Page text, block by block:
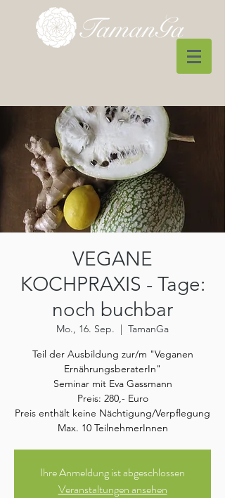
VEGANE
KOCHPRAXIS - Tage:
noch buchbar
Mo., 16. Sep.
  |
TamanGa
Teil der Ausbildung zur/m "Veganen
ErnährungsberaterIn"
Seminar mit Eva Gassmann
Preis: 280,- Euro
Preis enthält keine Nächtigung/Verpflegung
Max. 10 TeilnehmerInnen
Ihre Anmeldung ist abgeschlossen
Veranstaltungen ansehen